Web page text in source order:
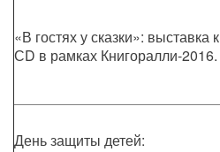
«В гостях у сказки»: выставка
СD в рамках Книгоралли-2016.
День защиты детей: